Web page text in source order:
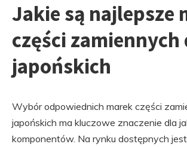
Jakie są najlepsze
części zamiennych
japońskich
Wybór odpowiednich marek części
japońskich ma kluczowe znaczenie dla
komponentów. Na rynku dostępnych